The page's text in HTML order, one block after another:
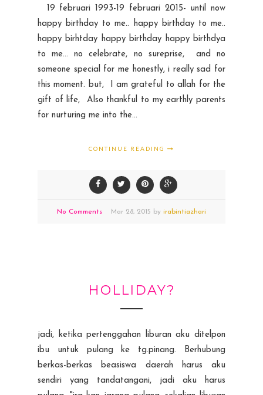
19 februari 1993-19 februari 2015- until now
happy birthday to me.. happy birthday to me..
happy birhtday happy birthday happy birthdya
to me... no celebrate, no sureprise, and no
someone special for me honestly, i really sad for
this moment. but, I am grateful to allah for the
gift of life, Also thankful to my earthly parents
for nurturing me into the...
CONTINUE READING
No Comments Mar 28, 2015 by irabintiazhari
HOLLIDAY?
jadi, ketika pertenggahan liburan aku ditelpon
ibu untuk pulang ke tg.pinang. Berhubung
berkas-berkas beasiswa daerah harus aku
sendiri yang tandatangani, jadi aku harus